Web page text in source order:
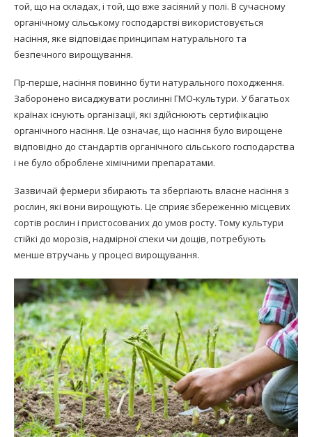
той, що на складах, і той, що вже засіяний у полі. В сучасному
органічному сільському господарстві використовується
насіння, яке відповідає принципам натурального та
безпечного вирощування.
Пр-перше, насіння повинно бути натурального походження.
Заборонено висаджувати рослинні ГМО-культури. У багатьох
країнах існують організації, які здійснюють сертифікацію
органічного насіння. Це означає, що насіння було вирощене
відповідно до стандартів органічного сільського господарства
і не було оброблене хімічними препаратами.
Зазвичай фермери збирають та збергіають власне насіння з
рослин, які вони вирощують. Це сприяє збереженню місцевих
сортів рослин і пристосованих до умов росту. Тому культури
стійкі до морозів, надмірної спеки чи дощів, потребують
менше втручань у процесі вирощування.